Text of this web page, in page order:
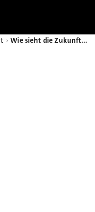
Wie sieht die Zukunft der Batterieprüftechnik aus?